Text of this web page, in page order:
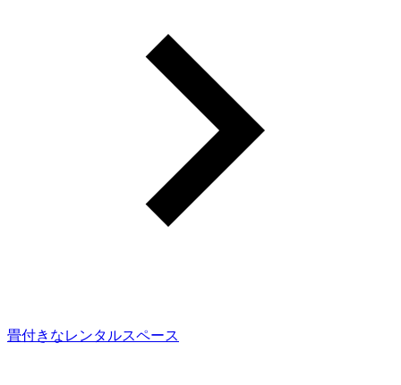
畳付きなレンタルスペース